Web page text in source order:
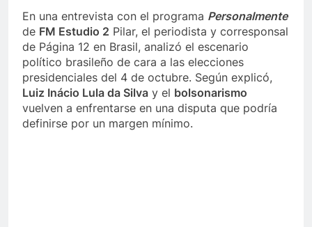
En una entrevista con el programa Personalmente
de FM Estudio 2 Pilar, el periodista y corresponsal
de Página 12 en Brasil, analizó el escenario
político brasileño de cara a las elecciones
presidenciales del 4 de octubre. Según explicó,
Luiz Inácio Lula da Silva y el bolsonarismo
vuelven a enfrentarse en una disputa que podría
definirse por un margen mínimo.